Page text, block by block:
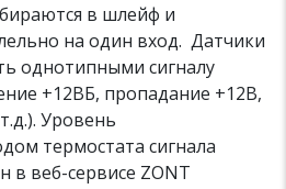
в шлейф и
на один вход. Датчики
однотипными сигналу
+12ВБ, пропадание +12В,
Уровень
термостата сигнала
в веб-сервисе ZONT